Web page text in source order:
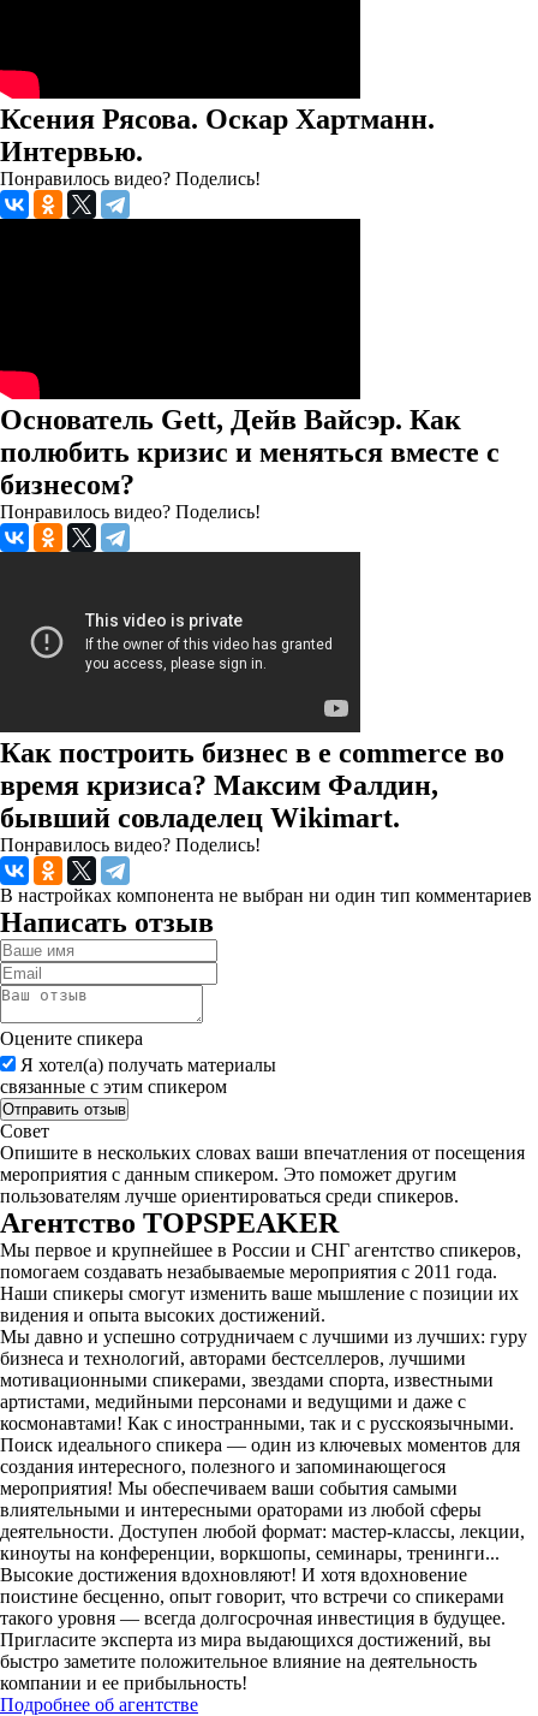
Ксения Рясова. Оскар Хартманн.
Интервью.
Понравилось видео? Поделись!
Основатель Gett, Дейв Вайсэр. Как
полюбить кризис и меняться вместе с
бизнесом?
Понравилось видео? Поделись!
Как построить бизнес в e commerce во
время кризиса? Максим Фалдин,
бывший совладелец Wikimart.
Понравилось видео? Поделись!
В настройках компонента не выбран ни один тип комментариев
Написать отзыв
Оцените спикера
Я хотел(а) получать материалы
связанные с этим спикером
Совет
Опишите в нескольких словах ваши впечатления от посещения
мероприятия с данным спикером. Это поможет другим
пользователям лучше ориентироваться среди спикеров.
Агентство TOPSPEAKER
Мы первое и крупнейшее в России и СНГ агентство спикеров,
помогаем создавать незабываемые мероприятия с 2011 года.
Наши спикеры смогут изменить ваше мышление с позиции их
видения и опыта высоких достижений.
Мы давно и успешно сотрудничаем с лучшими из лучших: гуру
бизнеса и технологий, авторами бестселлеров, лучшими
мотивационными спикерами, звездами спорта, известными
артистами, медийными персонами и ведущими и даже с
космонавтами! Как с иностранными, так и с русскоязычными.
Поиск идеального спикера — один из ключевых моментов для
создания интересного, полезного и запоминающегося
мероприятия! Мы обеспечиваем ваши события самыми
влиятельными и интересными ораторами из любой сферы
деятельности. Доступен любой формат: мастер-классы, лекции,
киноуты на конференции, воркшопы, семинары, тренинги...
Высокие достижения вдохновляют! И хотя вдохновение
поистине бесценно, опыт говорит, что встречи со спикерами
такого уровня — всегда долгосрочная инвестиция в будущее.
Пригласите эксперта из мира выдающихся достижений, вы
быстро заметите положительное влияние на деятельность
компании и ее прибыльность!
Подробнее об агентстве